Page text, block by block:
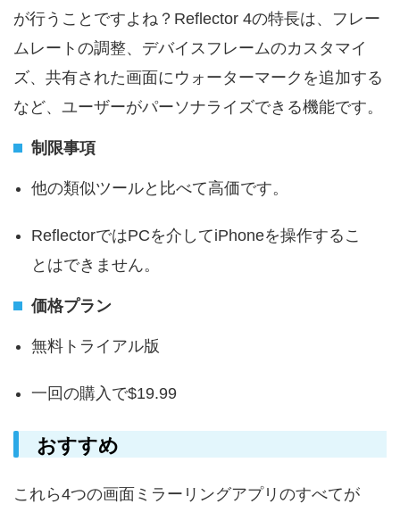
が行うことですよね？Reflector 4の特長は、フレー
ムレートの調整、デバイスフレームのカスタマイ
ズ、共有された画面にウォーターマークを追加する
など、ユーザーがパーソナライズできる機能です。
制限事項
他の類似ツールと比べて高価です。
ReflectorではPCを介してiPhoneを操作するこ
とはできません。
価格プラン
無料トライアル版
一回の購入で$19.99
おすすめ
これら4つの画面ミラーリングアプリのすべてが